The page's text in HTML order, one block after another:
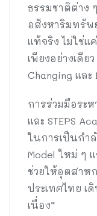
ธรรมชาติต่าง
อสังหาริมทรัพ
แท้จริง ไม่ใช่แ
เพียงอย่างเดีย
Changing และ
การร่วมมือระห
และ STEPS
ในการเป็นกำ
Model ใหม่ ๆ
ช่วยให้อุตสาห
ประเทศไทย เ
เนื่อง”